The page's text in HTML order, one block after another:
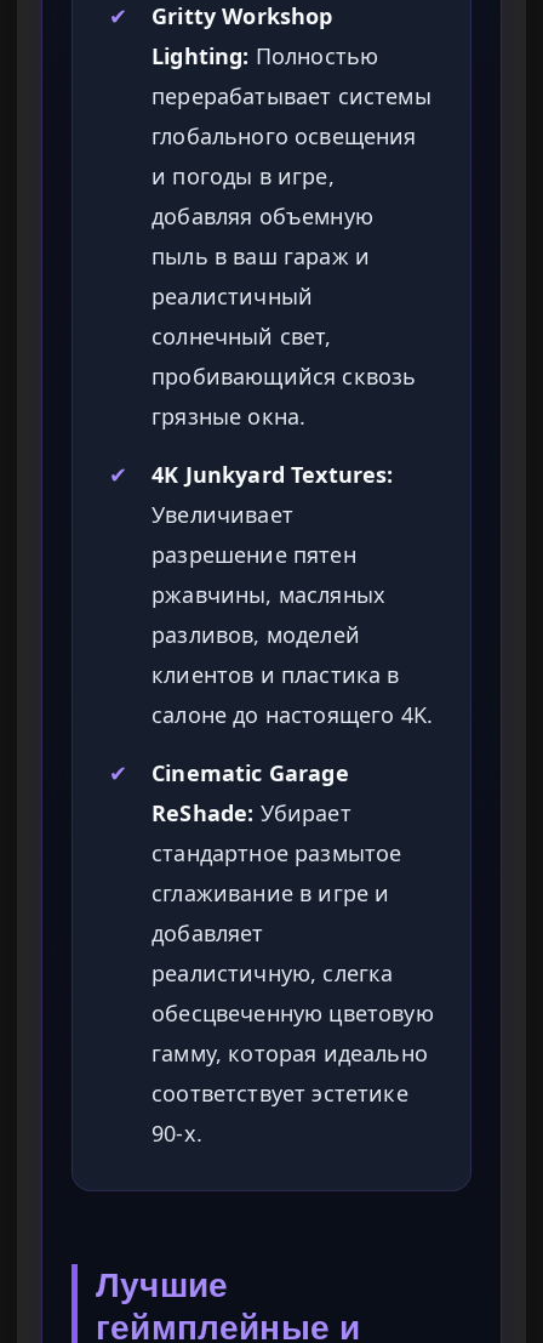
✔
Gritty Workshop
Lighting: Полностью
перерабатывает системы
глобального освещения
и погоды в игре,
добавляя объемную
пыль в ваш гараж и
реалистичный
солнечный свет,
пробивающийся сквозь
грязные окна.
✔
4K Junkyard Textures:
Увеличивает
разрешение пятен
ржавчины, масляных
разливов, моделей
клиентов и пластика в
салоне до настоящего 4K.
✔
Cinematic Garage
ReShade: Убирает
стандартное размытое
сглаживание в игре и
добавляет
реалистичную, слегка
обесцвеченную цветовую
гамму, которая идеально
соответствует эстетике
90-х.
Лучшие
геймплейные и